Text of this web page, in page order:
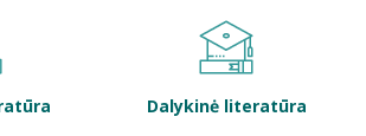
Dalykinė literatūra